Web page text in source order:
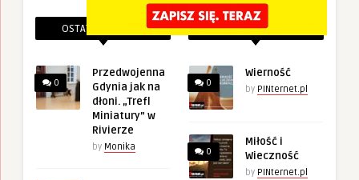
OSTATNIE PINEZKI
0
Przedwojenna
Gdynia jak na
dłoni. „Trefl
Miniatury” w
Rivierze
by Monika
POWIĄZANE PINEZKI
0
Wierność
by PINternet.pl
0
Miłość i
Wieczność
by PINternet.pl